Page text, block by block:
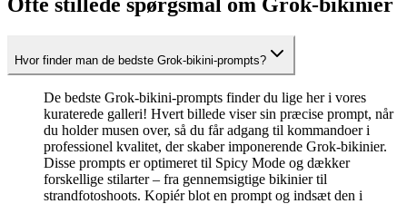
Hvor finder man de bedste Grok-bikini-prompts?
De bedste Grok-bikini-prompts finder du lige her i vores
kuraterede galleri! Hvert billede viser sin præcise prompt, når
du holder musen over, så du får adgang til kommandoer i
professionel kvalitet, der skaber imponerende Grok-bikinier.
Disse prompts er optimeret til Spicy Mode og dækker
forskellige stilarter – fra gennemsigtige bikinier til
strandfotoshoots. Kopiér blot en prompt og indsæt den i